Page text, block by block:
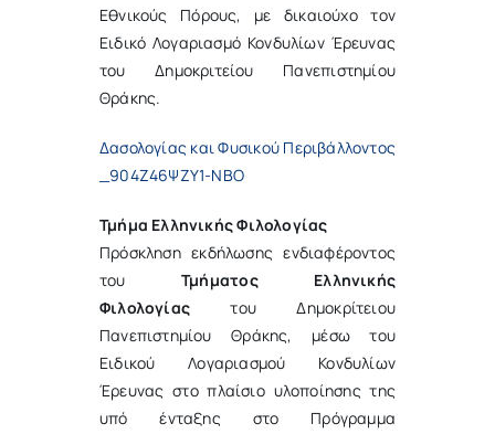
Εθνικούς Πόρους, με δικαιούχο τον
Ειδικό Λογαριασμό Κονδυλίων Έρευνας
του Δημοκριτείου Πανεπιστημίου
Θράκης.
Δασολογίας και Φυσικού Περιβάλλοντος
_904Ζ46ΨΖΥ1-ΝΒΟ
Τμήμα Ελληνικής Φιλολογίας
Πρόσκληση εκδήλωσης ενδιαφέροντος
του Τμήματος Ελληνικής
Φιλολογίαςτου Δημοκρίτειου
Πανεπιστημίου Θράκης, μέσω του
Ειδικού Λογαριασμού Κονδυλίων
Έρευνας στο πλαίσιο υλοποίησης της
υπό ένταξης στο Πρόγραμμα